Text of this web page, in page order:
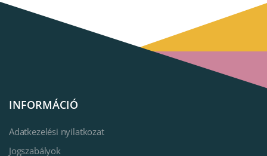
INFORMÁCIÓ
Adatkezelési nyilatkozat
Jogszabályok